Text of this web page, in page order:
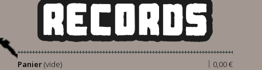
Panier 0,00 €
|
(vide)